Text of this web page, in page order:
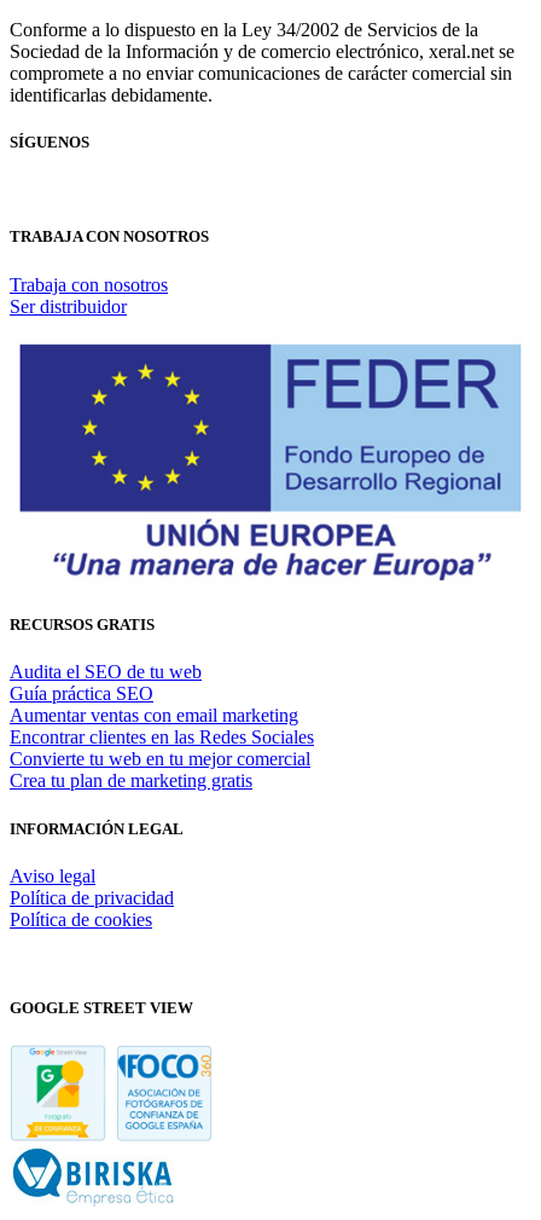
Conforme a lo dispuesto en la Ley 34/2002 de Servicios de la
Sociedad de la Información y de comercio electrónico, xeral.net se
compromete a no enviar comunicaciones de carácter comercial sin
identificarlas debidamente.
SÍGUENOS
TRABAJA CON NOSOTROS
Trabaja con nosotros
Ser distribuidor
RECURSOS GRATIS
Audita el SEO de tu web
Guía práctica SEO
Aumentar ventas con email marketing
Encontrar clientes en las Redes Sociales
Convierte tu web en tu mejor comercial
Crea tu plan de marketing gratis
INFORMACIÓN LEGAL
Aviso legal
Política de privacidad
Política de cookies
GOOGLE STREET VIEW